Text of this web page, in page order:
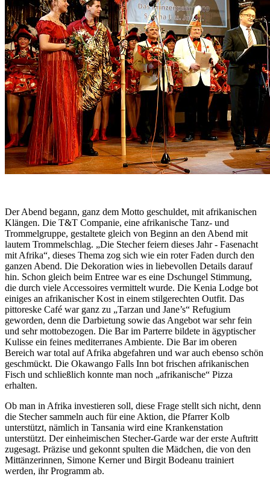
Der Abend begann, ganz dem Motto geschuldet, mit afrikanischen
Klängen. Die T&T Companie, eine afrikanische Tanz- und
Trommelgruppe, gestaltete gleich von Beginn an den Abend mit
lautem Trommelschlag. „Die Stecher feiern dieses Jahr - Fasenacht
mit Afrika“, dieses Thema zog sich wie ein roter Faden durch den
ganzen Abend. Die Dekoration wies in liebevollen Details darauf
hin. Schon gleich beim Entree war es eine Dschungel Stimmung,
die durch viele Accessoires vermittelt wurde. Die Kenia Lodge bot
einiges an afrikanischer Kost in einem stilgerechten Outfit. Das
pittoreske Café war ganz zu „Tarzan und Jane’s“ Refugium
geworden, denn die Darbietung sowie das Angebot war sehr fein
und sehr mottobezogen. Die Bar im Parterre bildete in ägyptischer
Kulisse ein feines mediterranes Ambiente. Die Bar im oberen
Bereich war total auf Afrika abgefahren und war auch ebenso schön
geschmückt. Die Okawango Falls Inn bot frischen afrikanischen
Fisch und schließlich konnte man noch „afrikanische“ Pizza
erhalten.
Ob man in Afrika investieren soll, diese Frage stellt sich nicht, denn
die Stecher sammeln auch für eine Aktion, die Pfarrer Kolb
unterstützt, nämlich in Tansania wird eine Krankenstation
unterstützt. Der einheimischen Stecher-Garde war der erste Auftritt
zugesagt. Präzise und gekonnt spulten die Mädchen, die von den
Mittänzerinnen, Simone Kerner und Birgit Bodeanu trainiert
werden, ihr Programm ab.